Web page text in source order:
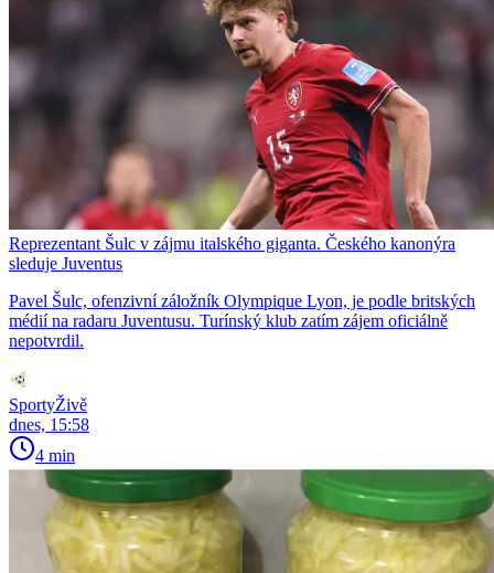
Reprezentant Šulc v zájmu italského giganta. Českého kanonýra
sleduje Juventus
Pavel Šulc, ofenzivní záložník Olympique Lyon, je podle britských
médií na radaru Juventusu. Turínský klub zatím zájem oficiálně
nepotvrdil.
SportyŽivě
dnes, 15:58
4 min